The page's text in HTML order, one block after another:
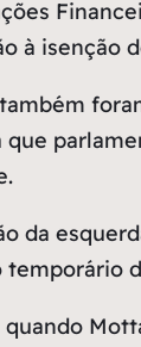
à isenção
da